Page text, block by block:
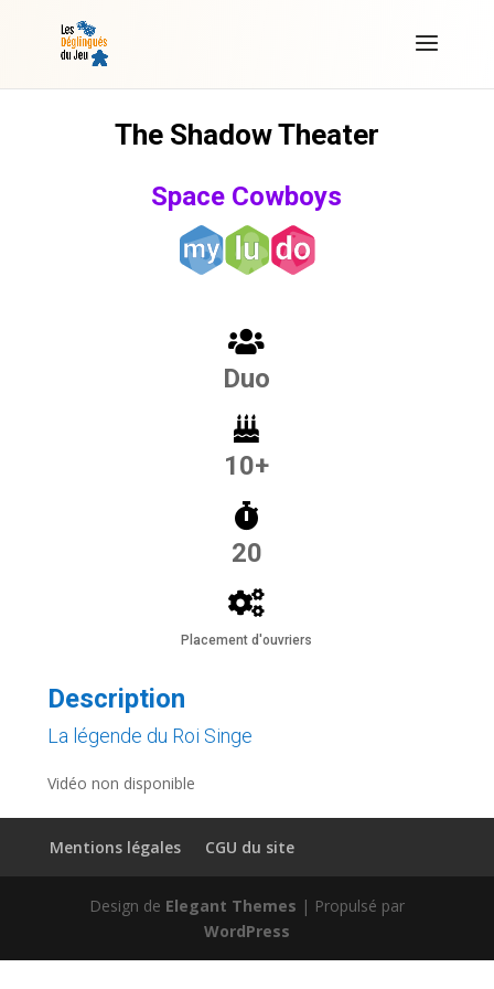
The Shadow Theater
Space Cowboys
Duo
10+
20
Placement d'ouvriers
Description
La légende du Roi Singe
Vidéo non disponible
Mentions légales CGU du site
Design de Elegant Themes | Propulsé par
WordPress